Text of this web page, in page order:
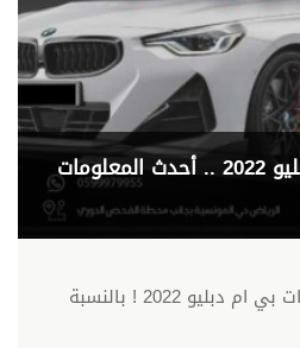
افضل سيارات بي ام دبليو 2022 .. أحدث المعلومات
هل تبحث عن افضل سيارات بي ام دبليو 2022 ! بالنسبة